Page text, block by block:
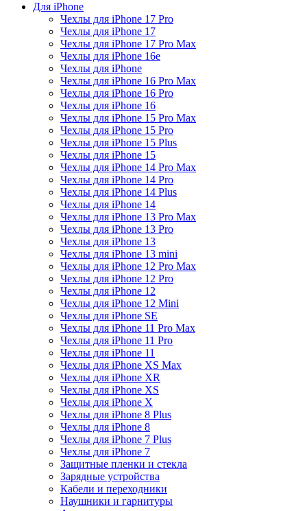
Для iPhone
Чехлы для iPhone 17 Pro
Чехлы для iPhone 17
Чехлы для iPhone 17 Pro Max
Чехлы для iPhone 16e
Чехлы для iPhone
Чехлы для iPhone 16 Pro Max
Чехлы для iPhone 16 Pro
Чехлы для iPhone 16
Чехлы для iPhone 15 Pro Max
Чехлы для iPhone 15 Pro
Чехлы для iPhone 15 Plus
Чехлы для iPhone 15
Чехлы для iPhone 14 Pro Max
Чехлы для iPhone 14 Pro
Чехлы для iPhone 14 Plus
Чехлы для iPhone 14
Чехлы для iPhone 13 Pro Max
Чехлы для iPhone 13 Pro
Чехлы для iPhone 13
Чехлы для iPhone 13 mini
Чехлы для iPhone 12 Pro Max
Чехлы для iPhone 12 Pro
Чехлы для iPhone 12
Чехлы для iPhone 12 Mini
Чехлы для iPhone SE
Чехлы для iPhone 11 Pro Max
Чехлы для iPhone 11 Pro
Чехлы для iPhone 11
Чехлы для iPhone XS Max
Чехлы для iPhone XR
Чехлы для iPhone XS
Чехлы для iPhone X
Чехлы для iPhone 8 Plus
Чехлы для iPhone 8
Чехлы для iPhone 7 Plus
Чехлы для iPhone 7
Защитные пленки и стекла
Зарядные устройства
Кабели и переходники
Наушники и гарнитуры